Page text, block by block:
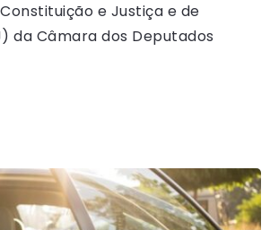
e Justiça e de
da Câmara dos Deputados